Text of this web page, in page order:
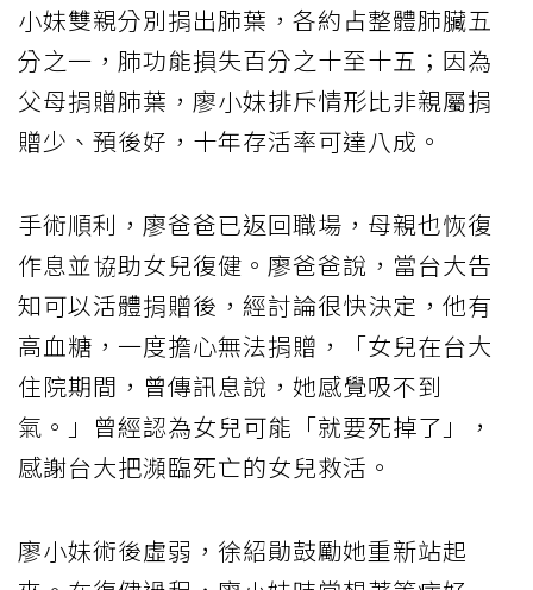
小妹雙親分別捐出肺葉，各約占整體肺臟五
分之一，肺功能損失百分之十至十五；因為
父母捐贈肺葉，廖小妹排斥情形比非親屬捐
贈少、預後好，十年存活率可達八成。
手術順利，廖爸爸已返回職場，母親也恢復
作息並協助女兒復健。廖爸爸說，當台大告
知可以活體捐贈後，經討論很快決定，他有
高血糖，一度擔心無法捐贈，「女兒在台大
住院期間，曾傳訊息說，她感覺吸不到
氣。」曾經認為女兒可能「就要死掉了」，
感謝台大把瀕臨死亡的女兒救活。
廖小妹術後虛弱，徐紹勛鼓勵她重新站起